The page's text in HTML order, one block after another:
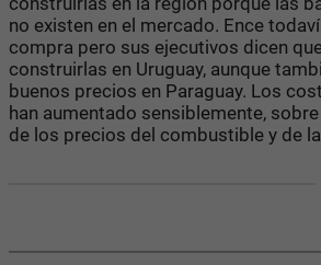
no existen en el mercado. Ence
compra pero sus ejecutivos dicen
construirlas en Uruguay, aunque
buenos precios en Paraguay. Los
han aumentado sensiblemente,
de los precios del combustible y de